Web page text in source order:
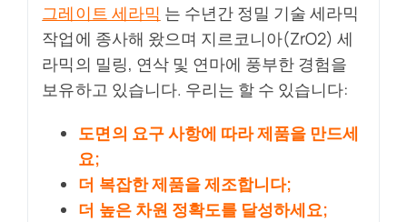
그레이트 세라믹 는 수년간 정밀 기술 세라믹
작업에 종사해 왔으며 지르코니아(ZrO2) 세
라믹의 밀링, 연삭 및 연마에 풍부한 경험을
보유하고 있습니다. 우리는 할 수 있습니다:
도면의 요구 사항에 따라 제품을 만드세
요;
더 복잡한 제품을 제조합니다;
더 높은 차원 정확도를 달성하세요;